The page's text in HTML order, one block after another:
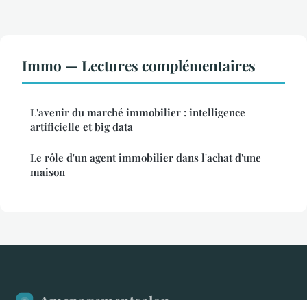
Immo — Lectures complémentaires
L'avenir du marché immobilier : intelligence
artificielle et big data
Le rôle d'un agent immobilier dans l'achat d'une
maison